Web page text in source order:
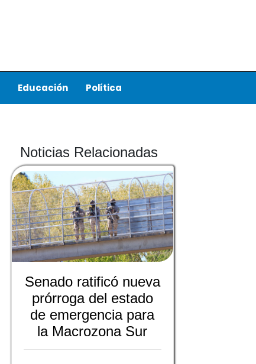
Educación Política
Noticias Relacionadas
Senado ratificó nueva
prórroga del estado
de emergencia para
la Macrozona Sur